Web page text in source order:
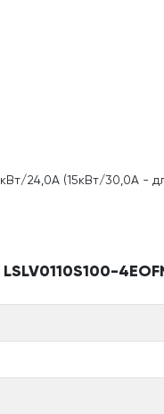
24,0А (15кВт/30,0А -